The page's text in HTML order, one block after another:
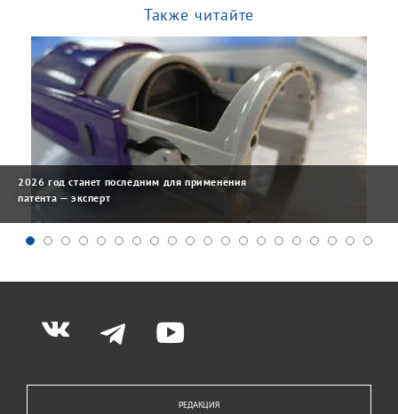
Также читайте
2026 год станет последним для применения
патента — эксперт
РЕДАКЦИЯ